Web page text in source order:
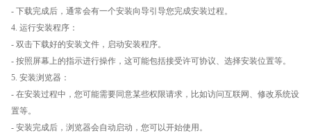
- 下载完成后，通常会有一个安装向导引导您完成安装过程。
4. 运行安装程序：
- 双击下载好的安装文件，启动安装程序。
- 按照屏幕上的指示进行操作，这可能包括接受许可协议、选择安装位置等。
5. 安装浏览器：
- 在安装过程中，您可能需要同意某些权限请求，比如访问互联网、修改系统设
置等。
- 安装完成后，浏览器会自动启动，您可以开始使用。